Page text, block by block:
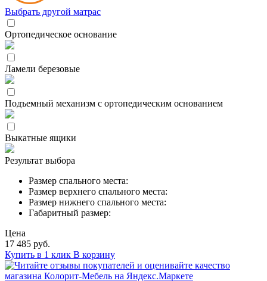
Выбрать другой матрас
Ортопедическое основание
Ламели березовые
Подъемный механизм с ортопедическим основанием
Выкатные ящики
Результат выбора
Размер спального места:
Размер верхнего спального места:
Размер нижнего спального места:
Габаритный размер:
Цена
17 485 руб.
Купить в 1 клик В корзину